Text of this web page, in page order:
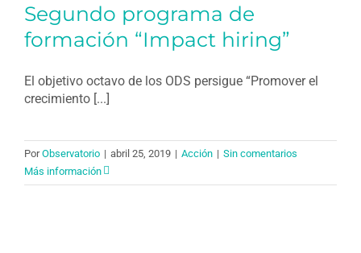
Segundo programa de
formación “Impact hiring”
El objetivo octavo de los ODS persigue “Promover el
crecimiento [...]
PorObservatorio | abril 25, 2019 | Acción | Sin comentarios
Más información